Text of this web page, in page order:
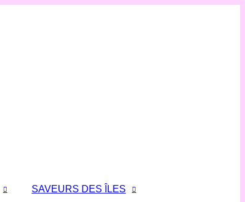
SAVEURS DES ÎLES